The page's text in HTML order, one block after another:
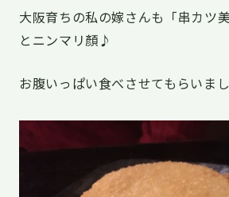
大阪育ちの私の嫁さんも「串カツ
とニンマリ顏♪
お腹いっぱい食べさせてもらいまし